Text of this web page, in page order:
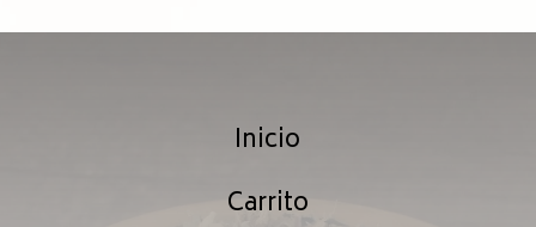
hasta
$101.99
Inicio
Carrito